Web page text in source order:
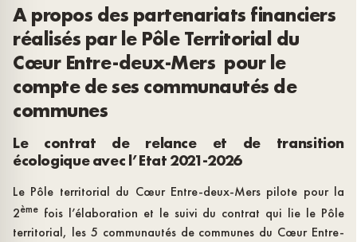
A propos des partenariats financiers
réalisés par le Pôle Territorial du
Cœur Entre-deux-Mers pour le
compte de ses communautés de
communes
Le contrat de relance et de transition
écologique avec l’Etat 2021-2026
Le Pôle territorial du Cœur Entre-deux-Mers pilote pour la
2ème fois l’élaboration et le suivi du contrat qui lie le Pôle
territorial, les 5 communautés de communes du Cœur Entre-